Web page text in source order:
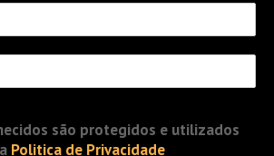
são protegidos e utilizados
Politica de Privacidade